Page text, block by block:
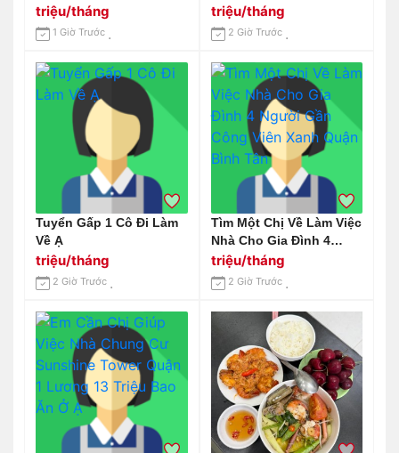
Đình 6 Người :
0978609760
triệu/tháng
1 Giờ Trước
triệu/tháng
2 Giờ Trước
Tuyển Gấp 1 Cô Đi Làm
Về Ạ
triệu/tháng
2 Giờ Trước
Tìm Một Chị Về Làm Việc
Nhà Cho Gia Đình 4
Người Gần Công Viên
Xanh Quận Bình Tân
triệu/tháng
2 Giờ Trước